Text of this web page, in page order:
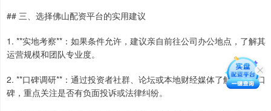
## 三、选择佛山配资平台的实用建议
1. **实地考察**：如果条件允许，建议亲自前往公司办公地点，了解其
运营规模和团队专业度。
2. **口碑调研**：通过投资者社群、论坛或本地财经媒体了解平台的口
碑，重点关注是否有负面投诉或法律纠纷。